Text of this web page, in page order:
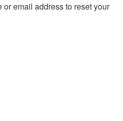
email address to reset your